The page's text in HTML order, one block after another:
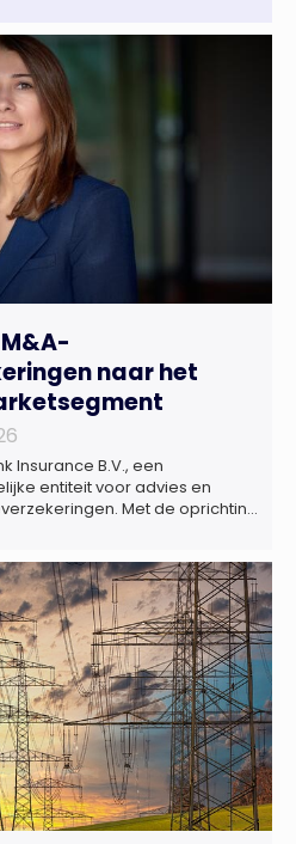
naar het
Insurance B.V., een
entiteit voor advies en
Met de oprichting
M&A-advies kunnen
en dealteams vanaf nu ook
op het gebied […]